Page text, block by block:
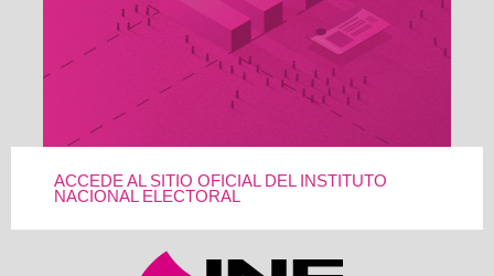
ACCEDE AL SITIO OFICIAL DEL INSTITUTO
NACIONAL ELECTORAL